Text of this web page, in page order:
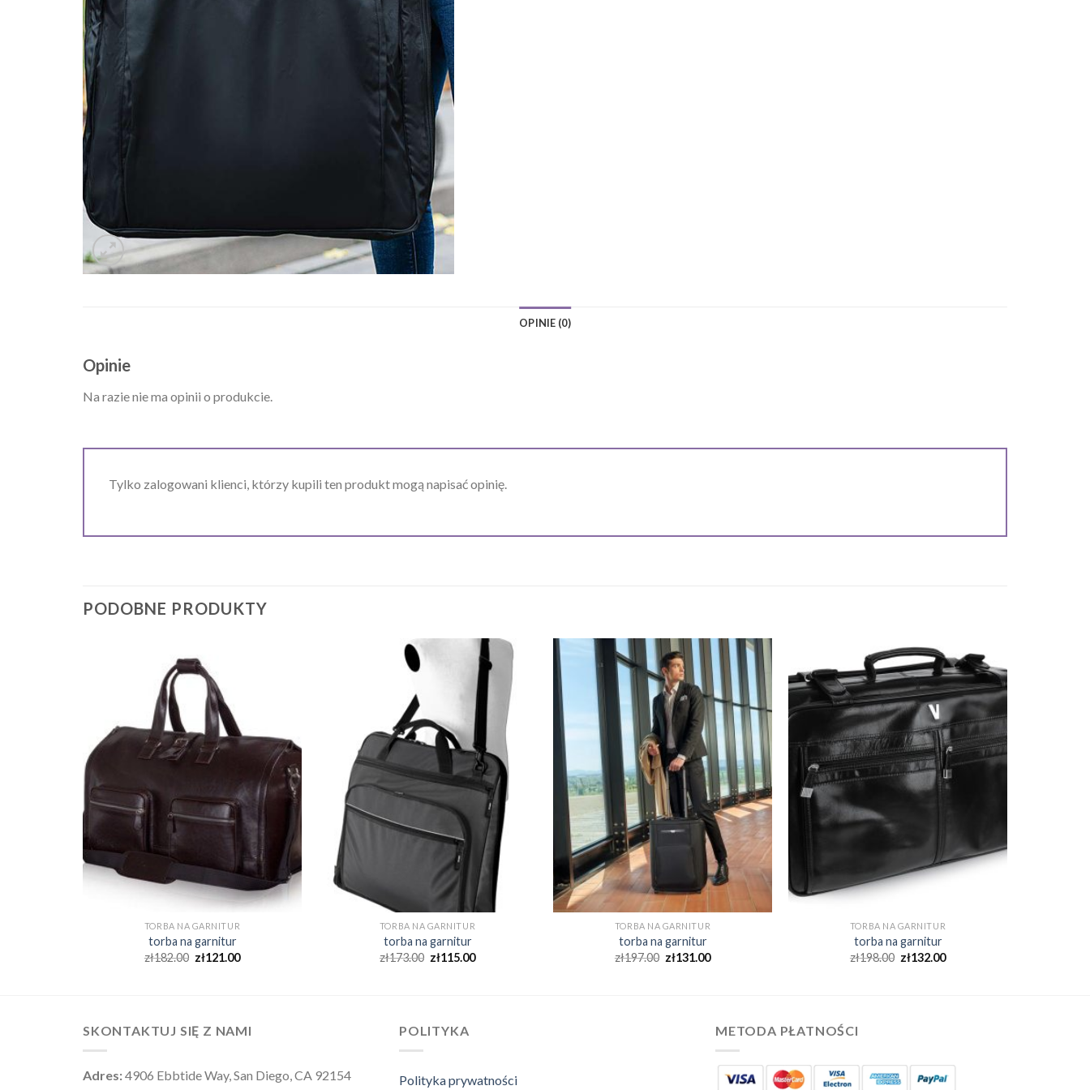
OPINIE (0)
Opinie
Na razie nie ma opinii o produkcie.
Tylko zalogowani klienci, którzy kupili ten produkt mogą napisać opinię.
PODOBNE PRODUKTY
TORBA NA GARNITUR
torba na garnitur
zł182.00 zł121.00
TORBA NA GARNITUR
torba na garnitur
zł173.00 zł115.00
TORBA NA GARNITUR
torba na garnitur
zł197.00 zł131.00
TORBA NA GARNITUR
torba na garnitur
zł198.00 zł132.00
SKONTAKTUJ SIĘ Z NAMI
Adres:4906 Ebbtide Way, San Diego, CA 92154
POLITYKA
Polityka prywatności
METODA PŁATNOŚCI